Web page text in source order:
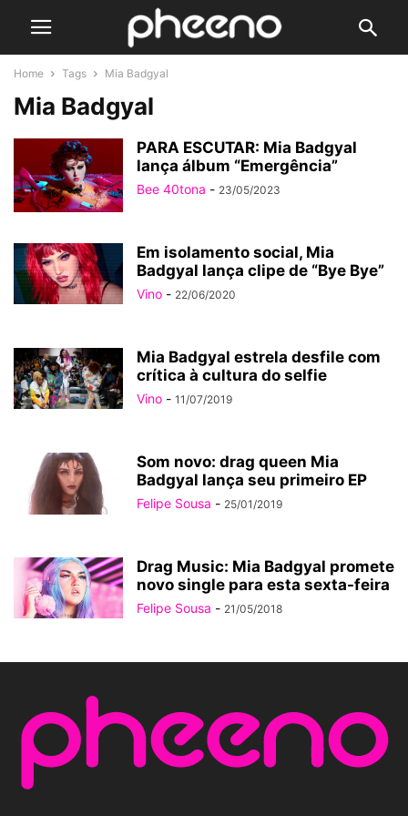
Home Tags Mia Badgyal
Mia Badgyal
PARA ESCUTAR: Mia Badgyal
lança álbum “Emergência”
Bee 40tona - 23/05/2023
Em isolamento social, Mia
Badgyal lança clipe de “Bye Bye”
Vino - 22/06/2020
Mia Badgyal estrela desfile com
crítica à cultura do selfie
Vino - 11/07/2019
Som novo: drag queen Mia
Badgyal lança seu primeiro EP
Felipe Sousa - 25/01/2019
Drag Music: Mia Badgyal promete
novo single para esta sexta-feira
Felipe Sousa - 21/05/2018